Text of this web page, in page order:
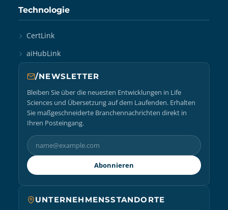
Technologie
CertLink
aiHubLink
/NEWSLETTER
Bleiben Sie über die neuesten Entwicklungen in Life
Sciences und Übersetzung auf dem Laufenden. Erhalten
Sie maßgeschneiderte Branchennachrichten direkt in
Ihren Posteingang.
Abonnieren
UNTERNEHMENSSTANDORTE